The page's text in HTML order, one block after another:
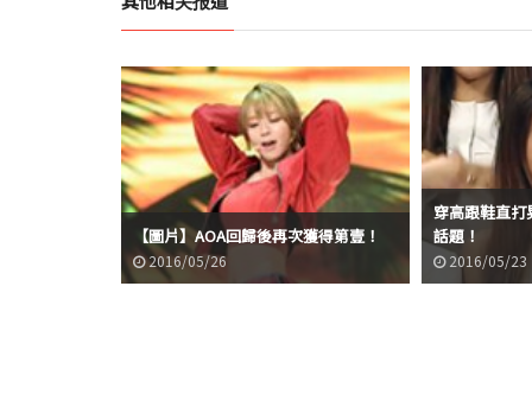
【圖片】AOA回歸後再次獲得第壹！
2016/05/26
穿高跟鞋直打
話題！
2016/05/23